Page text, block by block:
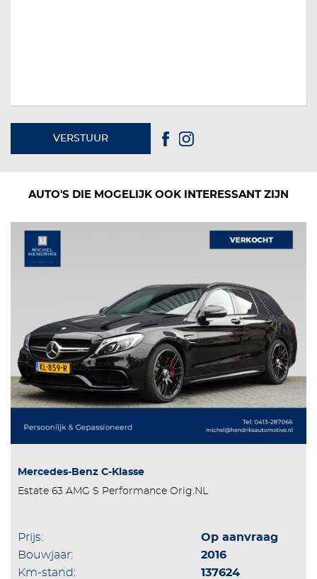
VERSTUUR
AUTO'S DIE MOGELIJK OOK INTERESSANT ZIJN
Mercedes-Benz C-Klasse
Estate 63 AMG S Performance Orig.NL
Prijs:
Op aanvraag
Bouwjaar:
2016
Km-stand:
137624